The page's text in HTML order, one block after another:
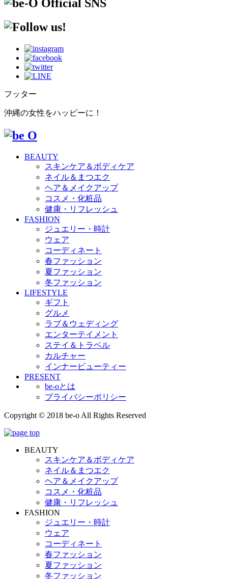
フッター
沖縄の女性をハッピーに！
BEAUTY
スキンケア＆ボディケア
ネイル＆まつエク
ヘア＆メイクアップ
コスメ・化粧品
健康・リフレッシュ
FASHION
ジュエリー・時計
ウェア
コーディネート
春ファッション
夏ファッション
冬ファッション
LIFESTYLE
ギフト
グルメ
ラブ＆ウェディング
エンターテイメント
ステイ＆トラベル
カルチャー
インナービューティー
PRESENT
be-oとは
プライバシーポリシー
Copyright © 2018 be-o All Rights Reserved
BEAUTY
スキンケア＆ボディケア
ネイル＆まつエク
ヘア＆メイクアップ
コスメ・化粧品
健康・リフレッシュ
FASHION
ジュエリー・時計
ウェア
コーディネート
春ファッション
夏ファッション
冬ファッション